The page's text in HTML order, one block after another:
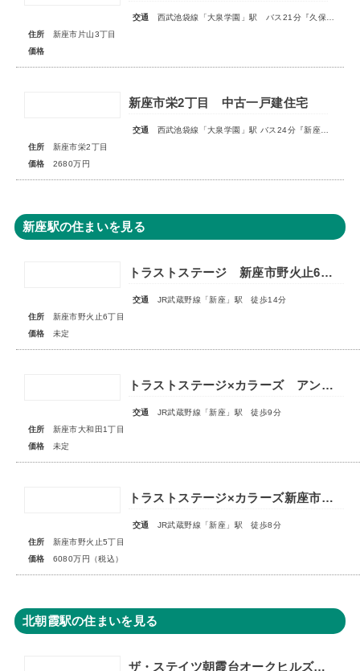
交通
西武池袋線「大泉学園」駅 バス21分『久保新田』停歩2分
住所
新座市片山3丁目
価格
新座市栄2丁目 中古一戸建住宅
交通
西武池袋線「大泉学園」駅 バス24分『新座栄』停歩3分
住所
新座市栄2丁目
価格
2680万円
新座駅の住まいを見る
トラストステージ 新座市野火止6丁目41期 全19棟■販売予告■◆第4期 最終分譲 スマイルハウスプロジェクト特別仕様 全3棟◆
交通
JR武蔵野線「新座」駅 徒歩14分
住所
新座市野火止6丁目
価格
未定
トラストステージ×カラーズ アンドプラス新座市大和田1丁目21期 全3棟 ◆販売予告◆
交通
JR武蔵野線「新座」駅 徒歩9分
住所
新座市大和田1丁目
価格
未定
トラストステージ×カラーズ新座市野火止5丁目46期 全12棟◆最終１棟◆
交通
JR武蔵野線「新座」駅 徒歩8分
住所
新座市野火止5丁目
価格
6080万円（税込）
北朝霞駅の住まいを見る
ザ・ステイツ朝霞台オークヒルズ 1階部分